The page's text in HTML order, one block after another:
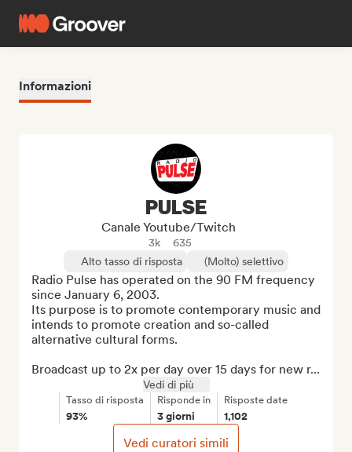
Informazioni
PULSE
Canale Youtube/Twitch
3k
635
Alto tasso di risposta
(Molto) selettivo
Radio Pulse has operated on the 90 FM frequency
since January 6, 2003.
Its purpose is to promote contemporary music and
intends to promote creation and so-called
alternative cultural forms.
Broadcast up to 2x per day over 15 days for new r...
Vedi di più
Tasso di risposta
93%
Risponde in
3 giorni
Risposte date
1,102
Vedi curatori simili